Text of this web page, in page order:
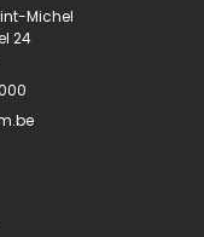
Michel
24